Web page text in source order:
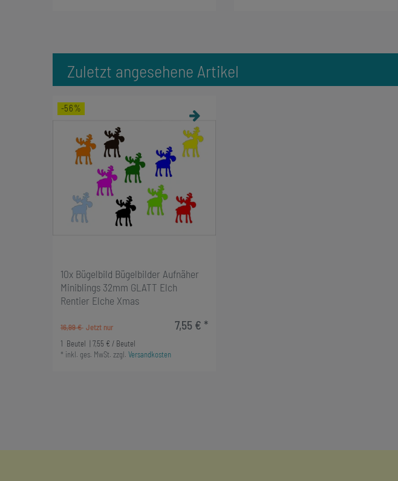
Zuletzt angesehene Artikel
-56%
10x Bügelbild Bügelbilder Aufnäher
Miniblings 32mm GLATT Elch
Rentier Elche Xmas
16,99 € 7,55 € *
1 Beutel
| 7,55 € / Beutel
* inkl. ges. MwSt. zzgl. Versandkosten